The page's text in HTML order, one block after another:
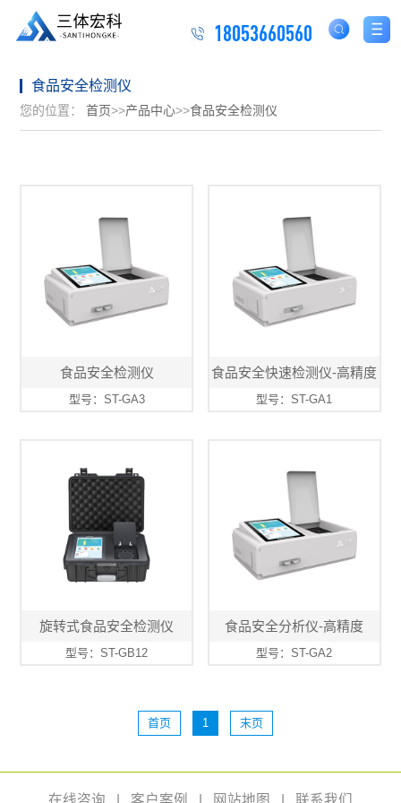
18053660560
食品安全检测仪
您的位置： 首页>>产品中心>>食品安全检测仪
食品安全检测仪
型号：ST-GA3
食品安全快速检测仪-高精度
型号：ST-GA1
旋转式食品安全检测仪
型号：ST-GB12
食品安全分析仪-高精度
型号：ST-GA2
首页 1 末页
在线咨询 客户案例 网站地图 联系我们